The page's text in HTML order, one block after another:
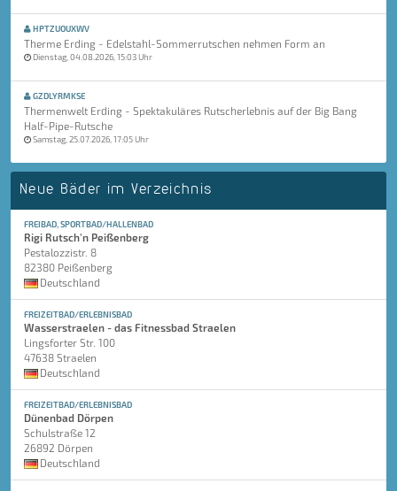
HPTZUOUXWV
Therme Erding - Edelstahl-Sommerrutschen nehmen Form an
Dienstag, 04.08.2026, 15:03 Uhr
GZDLYRMKSE
Thermenwelt Erding - Spektakuläres Rutscherlebnis auf der Big Bang
Half-Pipe-Rutsche
Samstag, 25.07.2026, 17:05 Uhr
Neue Bäder im Verzeichnis
FREIBAD, SPORTBAD/HALLENBAD
Rigi Rutsch'n Peißenberg
Pestalozzistr. 8
82380 Peißenberg
Deutschland
FREIZEITBAD/ERLEBNISBAD
Wasserstraelen - das Fitnessbad Straelen
Lingsforter Str. 100
47638 Straelen
Deutschland
FREIZEITBAD/ERLEBNISBAD
Dünenbad Dörpen
Schulstraße 12
26892 Dörpen
Deutschland